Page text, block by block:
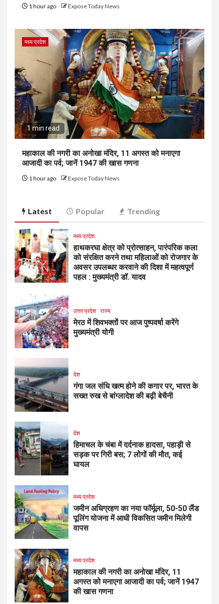
1 hour ago Expose Today News
मध्य प्रदेश
1 min read
महाकाल की नगरी का अनोखा मंदिर, 11 अगस्त को मनाएगा
आजादी का पर्व; जानें 1947 की खास गणना
1 hour ago Expose Today News
Latest Popular Trending
मध्य प्रदेश
हाथकरघा क्षेत्र को प्रोत्साहन, पारंपरिक कला
को संरक्षित करने तथा महिलाओं को रोजगार के
अवसर उपलब्धर करवाने की दिशा में महत्वपूर्ण
पहल : मुख्यमंत्री डॉ. यादव
उत्तर प्रदेश राज्य
मेरठ में शिवभक्तों पर आज पुष्पवर्षा करेंगे
मुख्यमंत्री योगी
देश
गंगा जल संधि खत्म होने की कगार पर, भारत के
सख्त रुख से बांग्लादेश की बढ़ी बेचैनी
देश
हिमाचल के चंबा में दर्दनाक हादसा, पहाड़ी से
सड़क पर गिरी बस; 7 लोगों की मौत, कई
घायल
मध्य प्रदेश
जमीन अधिग्रहण का नया फॉर्मूला, 50-50 लैंड
पूलिंग योजना में आधी विकसित जमीन मिलेगी
वापस
मध्य प्रदेश
महाकाल की नगरी का अनोखा मंदिर, 11
अगस्त को मनाएगा आजादी का पर्व; जानें 1947
की खास गणना